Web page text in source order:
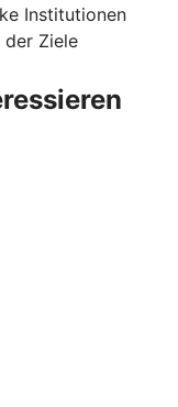
Institutionen
der Ziele